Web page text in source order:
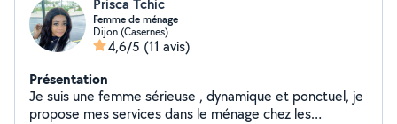
Prisca Tchic
Femme de ménage
Dijon (Casernes)
4,6/5 (11 avis)
Présentation
Je suis une femme sérieuse , dynamique et ponctuel, je
propose mes services dans le ménage chez les